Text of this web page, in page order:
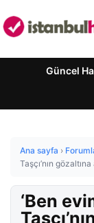
Güncel
Ana sayfa ›
Taşçı’nın
‘Ben